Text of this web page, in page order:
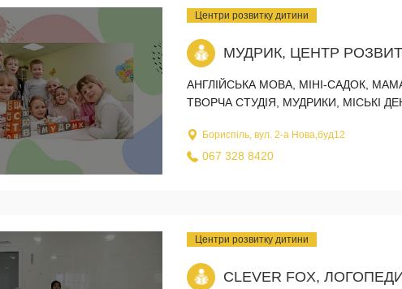
Центри розвитку дитини
МУДРИК, ЦЕНТР
АНГЛІЙСЬКА МОВА, МІНІ-САДОК,
ТВОРЧА СТУДІЯ, МУДРИКИ, МІСЬКІ
Бориспіль, вул. 2-а Нова,буд12
067 328 8420
Центри розвитку дитини
CLEVER FOX,